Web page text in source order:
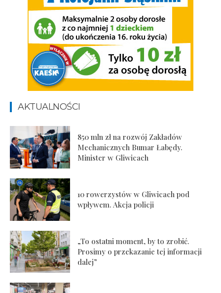
AKTUALNOŚCI
850 mln zł na rozwój Zakładów
Mechanicznych Bumar Łabędy.
Minister w Gliwicach
10 rowerzystów w Gliwicach pod
wpływem. Akcja policji
„To ostatni moment, by to zrobić.
Prosimy o przekazanie tej informacji
dalej”